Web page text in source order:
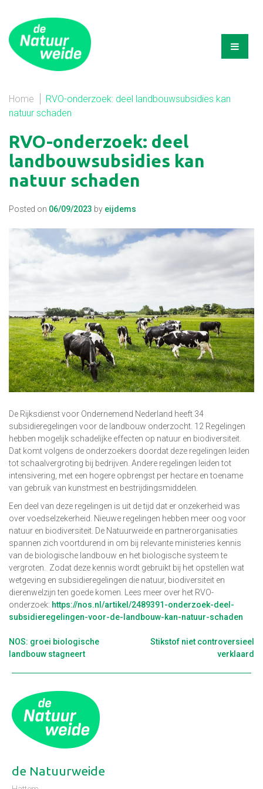
Home
RVO-onderzoek: deel landbouwsubsidies kan
natuur schaden
RVO-onderzoek: deel
landbouwsubsidies kan
natuur schaden
Posted on 06/09/2023 by eijdems
De Rijksdienst voor Ondernemend Nederland heeft 34
subsidieregelingen voor de landbouw onderzocht. 12 Regelingen
hebben mogelijk schadelijke effecten op natuur en biodiversiteit.
Dat komt volgens de onderzoekers doordat deze regelingen leiden
tot schaalvergroting bij bedrijven. Andere regelingen leiden tot
intensivering, met een hogere opbrengst per hectare en toename
van gebruik van kunstmest en bestrijdingsmiddelen.
Een deel van deze regelingen is uit de tijd dat er onzekerheid was
over voedselzekerheid. Nieuwe regelingen hebben meer oog voor
natuur en biodiversiteit. De Natuurweide en partnerorganisaties
spannen zich voortdurend in om bij relevante ministeries kennis
van de biologische landbouw en het biologische systeem te
vergroten. Zodat deze kennis wordt gebruikt bij het opstellen wat
wetgeving en subsidieregelingen die natuur, biodiversiteit en
dierenwelzijn ten goede komen. Lees meer over het RVO-
onderzoek: https://nos.nl/artikel/2489391-onderzoek-deel-
subsidieregelingen-voor-de-landbouw-kan-natuur-schaden
Berichtnavigatie
NOS: groei biologische
landbouw stagneert
Stikstof niet controversieel
verklaard
de Natuurweide